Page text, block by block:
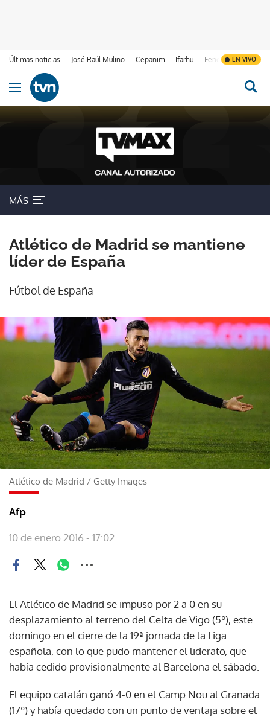
Últimas noticias José Raúl Mulino Cepanim Ifarhu Fenómeno de El
EN VIVO
Ir al contenido
Obrir navegació
MÁS
Atlético de Madrid se mantiene
líder de España
Fútbol de España
Atlético de Madrid / Getty Images
Afp
10 de enero 2016 - 17:02
El Atlético de Madrid se impuso por 2 a 0 en su
desplazamiento al terreno del Celta de Vigo (5º), este
domingo en el cierre de la 19ª jornada de la Liga
española, con lo que pudo mantener el liderato, que
había cedido provisionalmente al Barcelona el sábado.
El equipo catalán ganó 4-0 en el Camp Nou al Granada
(17º) y había quedado con un punto de ventaja sobre el